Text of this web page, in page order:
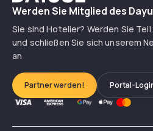
Werden Sie Mitglied des
Sie sind Hotelier? Werden Sie
und schließen Sie sich unserem
an
Partner werden! Portal-